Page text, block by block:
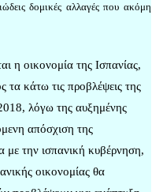
δομικές αλλαγές που ακόμη
η οικονομία της Ισπανίας,
κάτω τις προβλέψεις της
λόγω της αυξημένης
απόσχιση της
την ισπανική κυβέρνηση,
οικονομίας θα